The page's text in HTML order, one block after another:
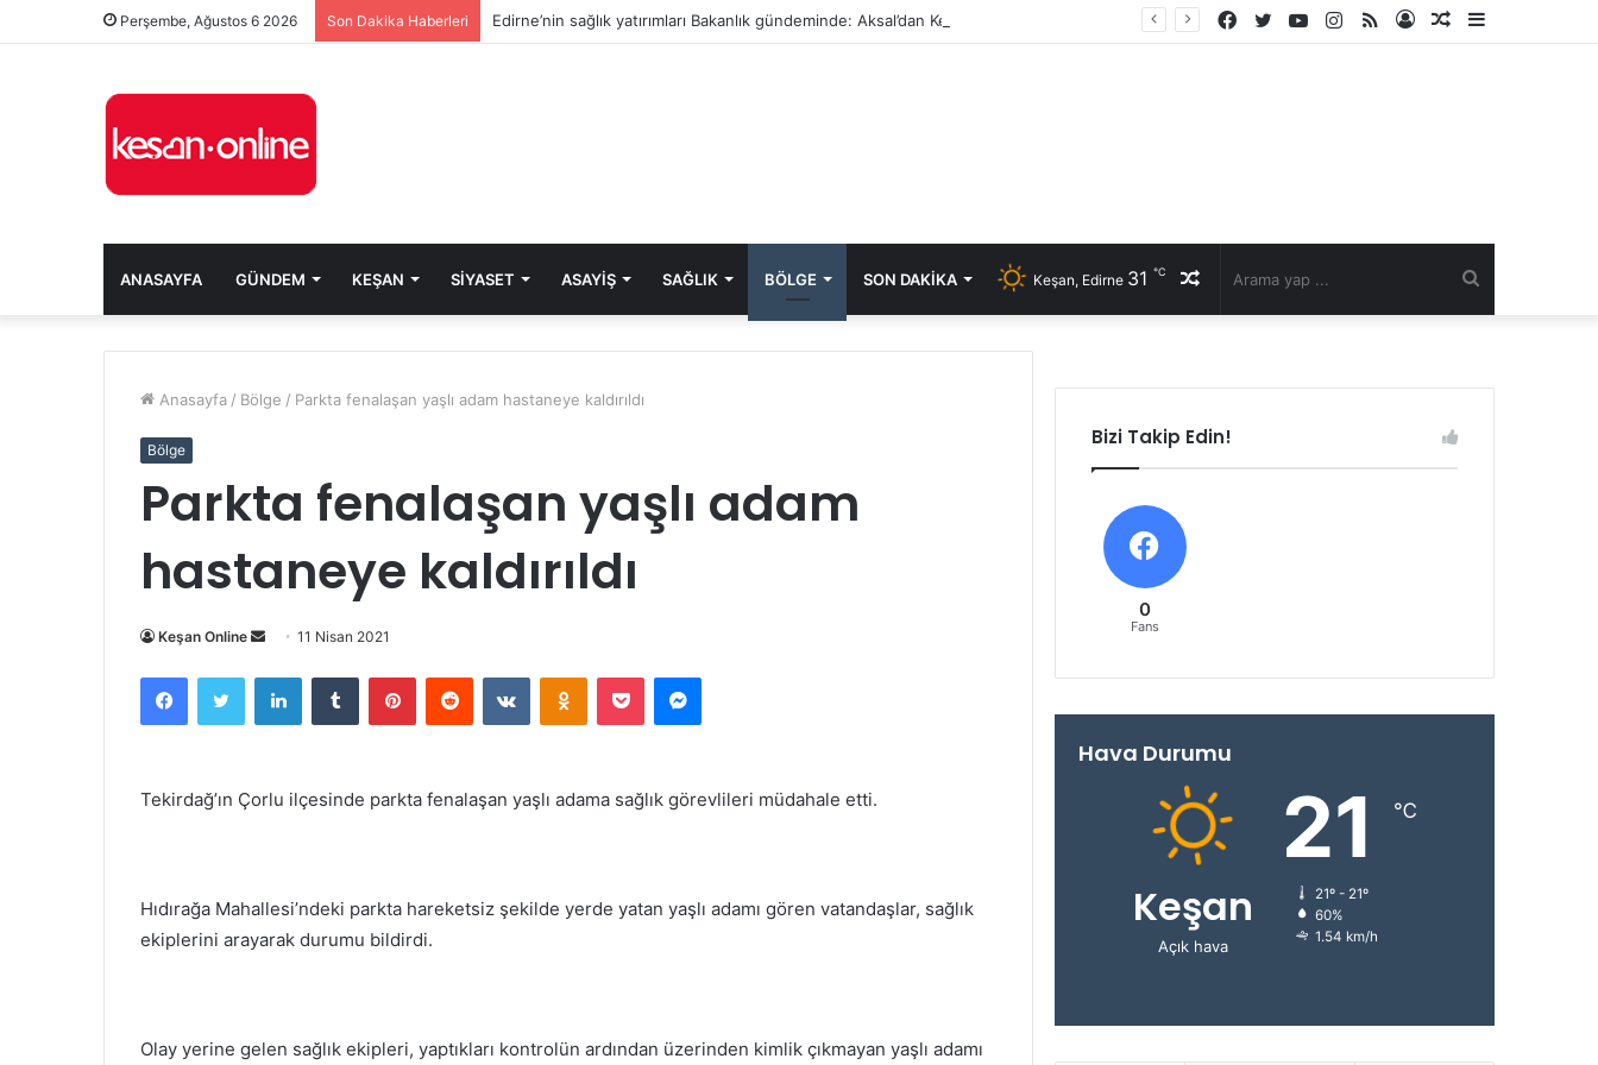
Perşembe, Ağustos 6 2026 Son Dakika Haberleri Edirne’nin sağlık yatırımları Bakanlık gündeminde: Aksal’dan Keşan için iki önemli talep
Kenar
Rastgele
Kayıt
RSS
Instagram
YouTube
Twitter
Facebook
ANASAYFA GÜNDEM KEŞAN SIYASET ASAYIŞ SAĞLIK BÖLGE SON DAKIKA Rastgele
Keşan, Edirne 31 ℃
Anasayfa / Bölge / Parkta fenalaşan yaşlı adam hastaneye kaldırıldı
Bölge
Parkta fenalaşan yaşlı adam
hastaneye kaldırıldı
Keşan Online
Bir
posta
göndermek
11 Nisan 2021
FacebookTwitter LinkedInTumblr PinterestReddit VKontakteOdnoklassniki
Pocket Messenger
Tekirdağ’ın Çorlu ilçesinde parkta fenalaşan yaşlı adama sağlık görevlileri müdahale etti.
Hıdırağa Mahallesi’ndeki parkta hareketsiz şekilde yerde yatan yaşlı adamı gören vatandaşlar, sağlık
ekiplerini arayarak durumu bildirdi.
Olay yerine gelen sağlık ekipleri, yaptıkları kontrolün ardından üzerinden kimlik çıkmayan yaşlı adamı
Bizi Takip Edin!
0
Fans
Hava Durumu
Keşan
Açık hava
21 ℃
21º - 21º
60%
1.54 km/h